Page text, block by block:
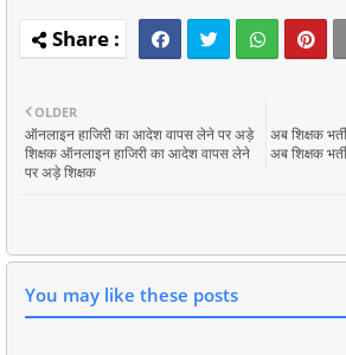
अब शिक्षक
अब शिक्षक
OLDER
ऑनलाइन हाजिरी का आदेश वापस लेने पर अड़े
शिक्षक ऑनलाइन हाजिरी का आदेश वापस लेने
पर अड़े शिक्षक
You may like these posts